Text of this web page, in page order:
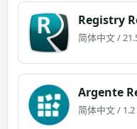
Registry
简体中文 /
Argente
简体中文 /